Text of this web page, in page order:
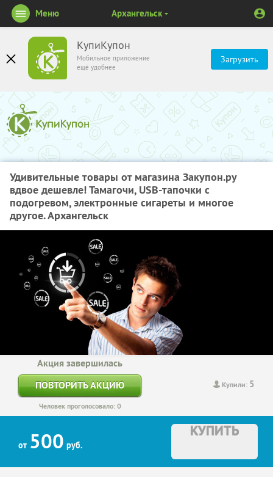
КупиКупон
Мобильное приложение
ещё удобнее
Загрузить
Меню Архангельск
Удивительные товары от магазина Закупон.ру
вдвое дешевле! Тамагочи, USB-тапочки с
подогревом, электронные сигареты и многое
другое. Архангельск
Купили: 5
Акция завершилась
ПОВТОРИТЬ АКЦИЮ
Человек проголосовало: 0
от 500 руб.
КУПИТЬ